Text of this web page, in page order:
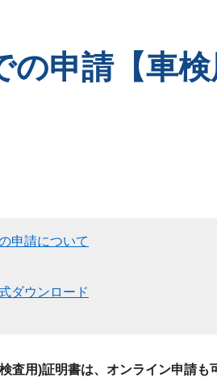
の申請【車
申請について
ダウンロード
査用)証明書は、オンライン申請も